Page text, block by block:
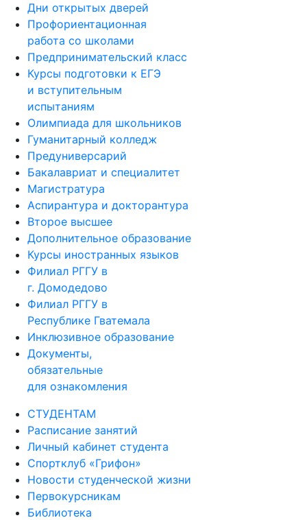
Дни открытых дверей
Профориентационная
работа со школами
Предпринимательский класс
Курсы подготовки к ЕГЭ
и вступительным
испытаниям
Олимпиада для школьников
Гуманитарный колледж
Предуниверсарий
Бакалавриат и специалитет
Магистратура
Аспирантура и докторантура
Второе высшее
Дополнительное образование
Курсы иностранных языков
Филиал РГГУ в
г. Домодедово
Филиал РГГУ в
Республике Гватемала
Инклюзивное образование
Документы,
обязательные
для ознакомления
СТУДЕНТАМ
Расписание занятий
Личный кабинет студента
Спортклуб «Грифон»
Новости студенческой жизни
Первокурсникам
Библиотека